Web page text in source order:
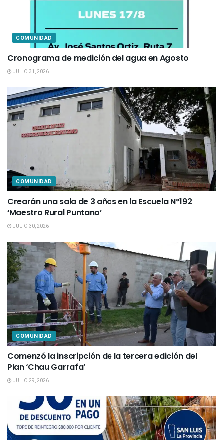
COMUNIDAD
Cronograma de medición del agua en Agosto
JULIO 31, 2026
COMUNIDAD
Crearán una sala de 3 años en la Escuela N°192
‘Maestro Rural Puntano’
JULIO 30, 2026
COMUNIDAD
Comenzó la inscripción de la tercera edición del
Plan ‘Chau Garrafa’
JULIO 29, 2026